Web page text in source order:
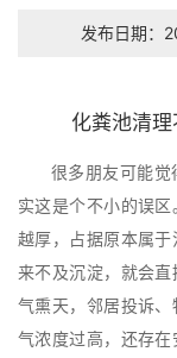
发布日期：
化粪池清
很多朋友可能
实这是个不小的误
越厚，占据原本属
来不及沉淀，就会
气熏天，邻居投诉
气浓度过高，还存